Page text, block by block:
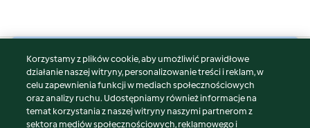
© Copyright 2026
Warunki korzystania
Polityka prywatności
Disclaimer
Korzystamy z plików cookie, aby umożliwić prawidłowe
działanie naszej witryny, personalizowanie treści i reklam, w
celu zapewnienia funkcji w mediach społecznościowych
oraz analizy ruchu. Udostępniamy również informacje na
temat korzystania z naszej witryny naszymi partnerom z
sektora mediów społecznościowych, reklamowego i